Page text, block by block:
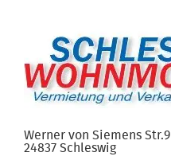
Werner von Siemens Str.9
24837 Schleswig